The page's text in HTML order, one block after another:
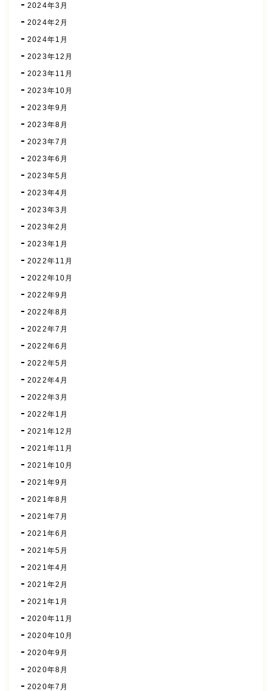
2024年3月
2024年2月
2024年1月
2023年12月
2023年11月
2023年10月
2023年9月
2023年8月
2023年7月
2023年6月
2023年5月
2023年4月
2023年3月
2023年2月
2023年1月
2022年11月
2022年10月
2022年9月
2022年8月
2022年7月
2022年6月
2022年5月
2022年4月
2022年3月
2022年1月
2021年12月
2021年11月
2021年10月
2021年9月
2021年8月
2021年7月
2021年6月
2021年5月
2021年4月
2021年2月
2021年1月
2020年11月
2020年10月
2020年9月
2020年8月
2020年7月